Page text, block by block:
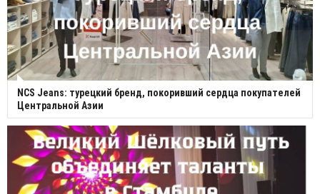
NCS Jeans: турецкий бренд, покоривший сердца покупателей
Центральной Азии